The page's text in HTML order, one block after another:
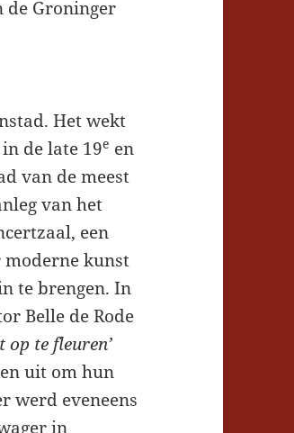
de Groninger
Het wekt
de late 19e en
van de meest
van het
een
moderne kunst
te brengen. In
Belle de Rode
op te fleuren’
uit om hun
werd eveneens
in